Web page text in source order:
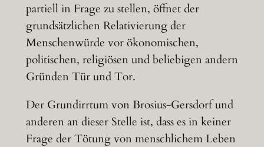
partiell in Frage zu stellen, öffnet der
grundsätzlichen Relativierung der
Menschenwürde vor ökonomischen,
politischen, religiösen und beliebigen andern
Gründen Tür und Tor.
Der Grundirrtum von Brosius-Gersdorf und
anderen an dieser Stelle ist, dass es in keiner
Frage der Tötung von menschlichem Leben